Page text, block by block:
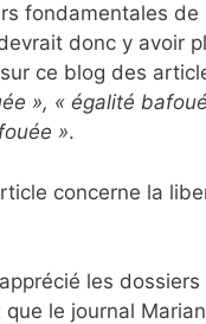
fondamentales de
donc y avoir
ce blog des
», « égalité
».
concerne la
les dossiers
le journal